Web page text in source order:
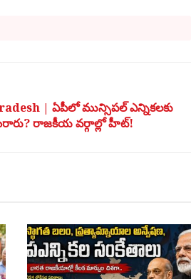
| ఏపీలో మున్సిపల్ ఎన్నికలకు
రాజకీయ వర్గాల్లో హీట్!